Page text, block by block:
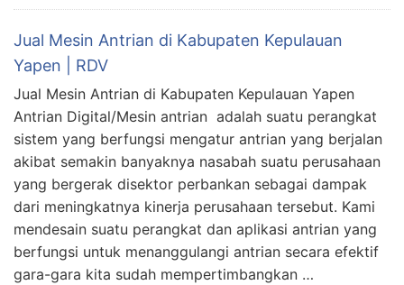
Jual Mesin Antrian di Kabupaten Kepulauan
Yapen | RDV
Jual Mesin Antrian di Kabupaten Kepulauan Yapen
Antrian Digital/Mesin antrian adalah suatu perangkat
sistem yang berfungsi mengatur antrian yang berjalan
akibat semakin banyaknya nasabah suatu perusahaan
yang bergerak disektor perbankan sebagai dampak
dari meningkatnya kinerja perusahaan tersebut. Kami
mendesain suatu perangkat dan aplikasi antrian yang
berfungsi untuk menanggulangi antrian secara efektif
gara-gara kita sudah mempertimbangkan …